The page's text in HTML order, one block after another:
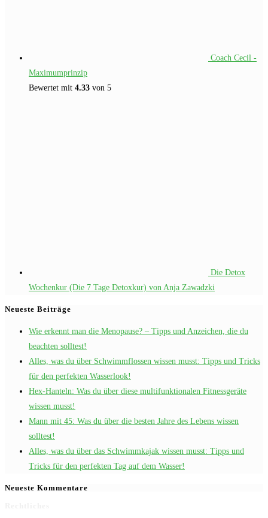
Coach Cecil -
Maximumprinzip
Bewertet mit 4.33 von 5
Die Detox
Wochenkur (Die 7 Tage Detoxkur) von Anja Zawadzki
Neueste Beiträge
Wie erkennt man die Menopause? – Tipps und Anzeichen, die du
beachten solltest!
Alles, was du über Schwimmflossen wissen musst: Tipps und Tricks
für den perfekten Wasserlook!
Hex-Hanteln: Was du über diese multifunktionalen Fitnessgeräte
wissen musst!
Mann mit 45: Was du über die besten Jahre des Lebens wissen
solltest!
Alles, was du über das Schwimmkajak wissen musst: Tipps und
Tricks für den perfekten Tag auf dem Wasser!
Neueste Kommentare